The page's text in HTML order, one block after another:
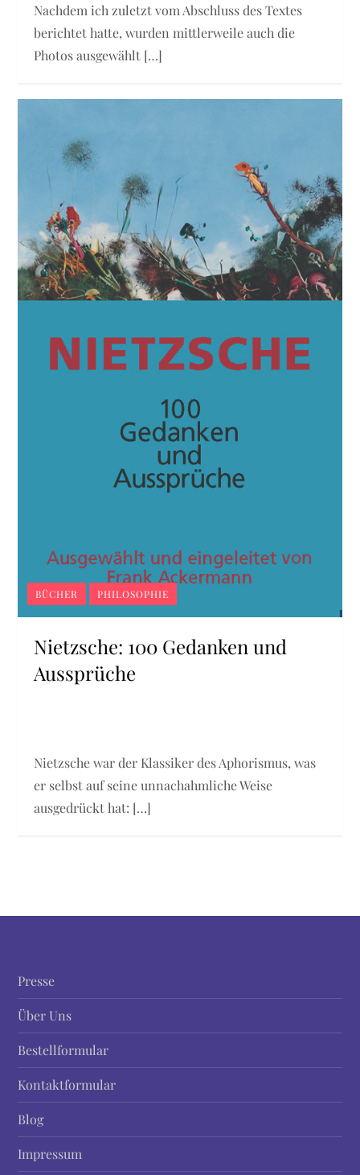
Nachdem ich zuletzt vom Abschluss des Textes
berichtet hatte, wurden mittlerweile auch die
Photos ausgewählt […]
BÜCHER PHILOSOPHIE
Nietzsche: 100 Gedanken und
Aussprüche
Nietzsche war der Klassiker des Aphorismus, was
er selbst auf seine unnachahmliche Weise
ausgedrückt hat: […]
Presse
Über Uns
Bestellformular
Kontaktformular
Blog
Impressum